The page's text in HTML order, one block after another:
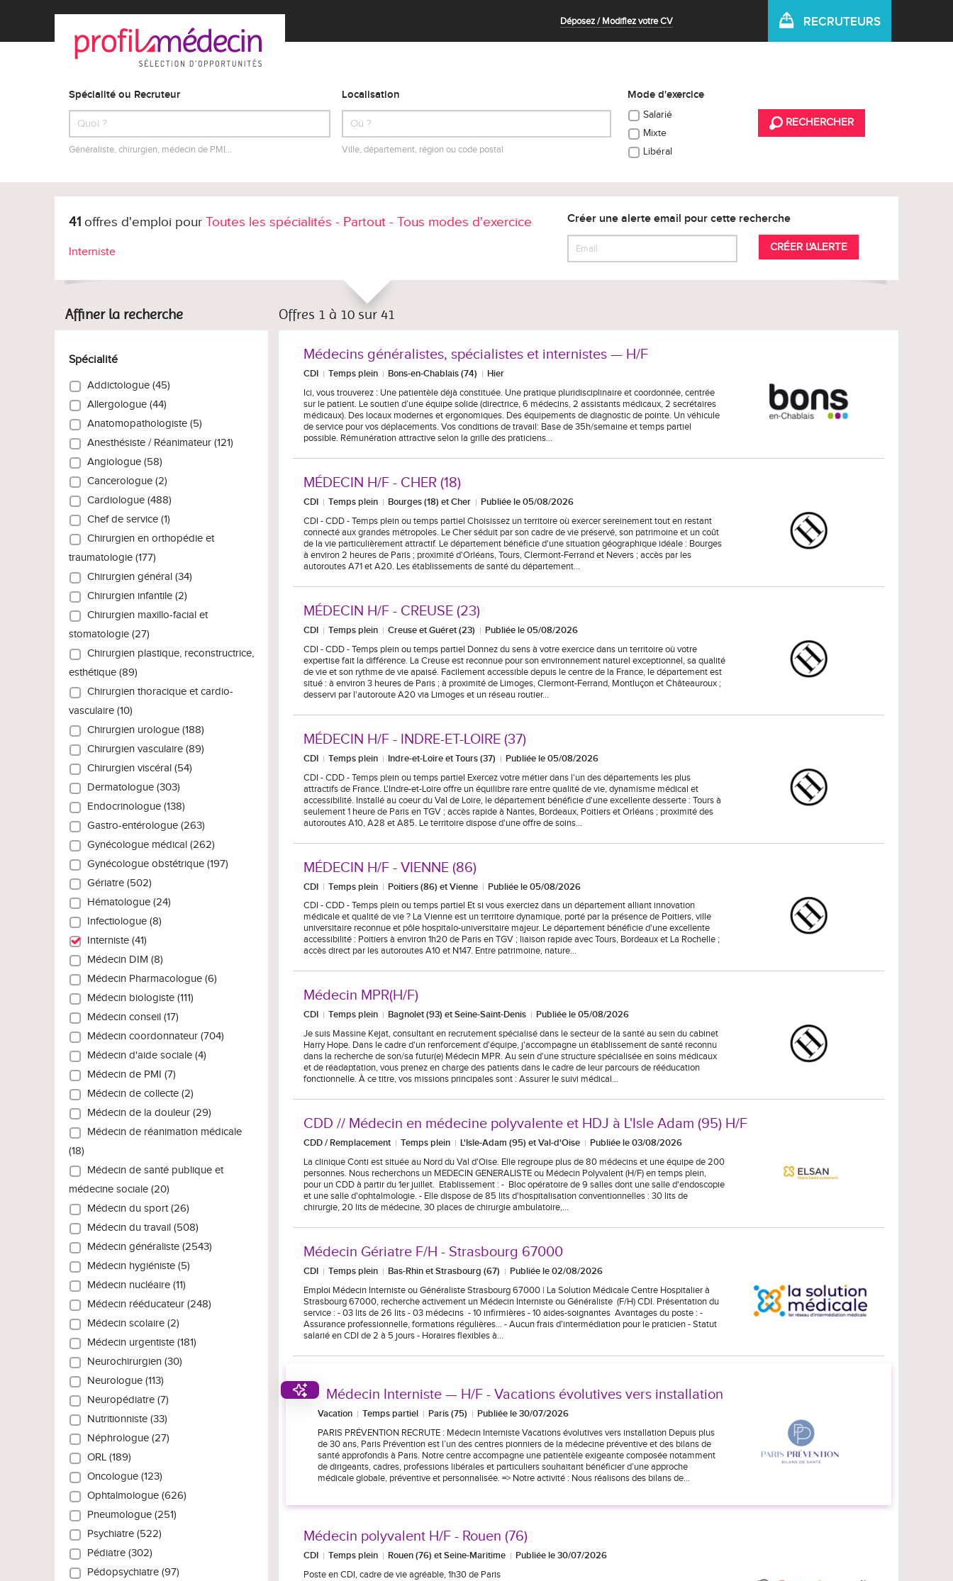
Déposez / Modifiez votre CV RECRUTEURS
Spécialité ou Recruteur
Généraliste, chirurgien, médecin de PMI…
Localisation
Ville, département, région ou code postal
Mode d'exercice
Salarié
Mixte
Libéral
RECHERCHER
41 offres d'emploi pour Toutes les spécialités - Partout - Tous modes d'exercice
Interniste
Créer une alerte email pour cette recherche
CRÉER L'ALERTE
Affiner la recherche Offres 1 à 10 sur 41
Spécialité
Addictologue (45)
Allergologue (44)
Anatomopathologiste (5)
Anesthésiste / Réanimateur (121)
Angiologue (58)
Cancerologue (2)
Cardiologue (488)
Chef de service (1)
Chirurgien en orthopédie et
traumatologie (177)
Chirurgien général (34)
Chirurgien infantile (2)
Chirurgien maxillo-facial et
stomatologie (27)
Chirurgien plastique, reconstructrice,
esthétique (89)
Chirurgien thoracique et cardio-
vasculaire (10)
Chirurgien urologue (188)
Chirurgien vasculaire (89)
Chirurgien viscéral (54)
Dermatologue (303)
Endocrinologue (138)
Gastro-entérologue (263)
Gynécologue médical (262)
Gynécologue obstétrique (197)
Gériatre (502)
Hématologue (24)
Infectiologue (8)
Interniste (41)
Médecin DIM (8)
Médecin Pharmacologue (6)
Médecin biologiste (111)
Médecin conseil (17)
Médecin coordonnateur (704)
Médecin d'aide sociale (4)
Médecin de PMI (7)
Médecin de collecte (2)
Médecin de la douleur (29)
Médecin de réanimation médicale
(18)
Médecin de santé publique et
médecine sociale (20)
Médecin du sport (26)
Médecin du travail (508)
Médecin généraliste (2543)
Médecin hygiéniste (5)
Médecin nucléaire (11)
Médecin rééducateur (248)
Médecin scolaire (2)
Médecin urgentiste (181)
Neurochirurgien (30)
Neurologue (113)
Neuropédiatre (7)
Nutritionniste (33)
Néphrologue (27)
ORL (189)
Oncologue (123)
Ophtalmologue (626)
Pneumologue (251)
Psychiatre (522)
Pédiatre (302)
Pédopsychiatre (97)
Médecins généralistes, spécialistes et internistes — H/F
CDI Temps plein Bons-en-Chablais (74)
Hier
Ici, vous trouverez : Une patientèle déjà constituée. Une pratique pluridisciplinaire et coordonnée, centrée
sur le patient. Le soutien d’une équipe solide (directrice, 6 médecins, 2 assistants médicaux, 2 secrétaires
médicaux). Des locaux modernes et ergonomiques. Des équipements de diagnostic de pointe. Un véhicule
de service pour vos déplacements. Vos conditions de travail: Base de 35h/semaine et temps partiel
possible. Rémunération attractive selon la grille des praticiens…
MÉDECIN H/F - CHER (18)
CDI Temps plein Bourges (18) et Cher
Publiée le 05/08/2026
CDI - CDD - Temps plein ou temps partiel Choisissez un territoire où exercer sereinement tout en restant
connecté aux grandes métropoles. Le Cher séduit par son cadre de vie préservé, son patrimoine et un coût
de la vie particulièrement attractif. Le département bénéficie d'une situation géographique idéale : Bourges
à environ 2 heures de Paris ; proximité d'Orléans, Tours, Clermont-Ferrand et Nevers ; accès par les
autoroutes A71 et A20. Les établissements de santé du département…
MÉDECIN H/F - CREUSE (23)
CDI Temps plein Creuse et Guéret (23)
Publiée le 05/08/2026
CDI - CDD - Temps plein ou temps partiel Donnez du sens à votre exercice dans un territoire où votre
expertise fait la différence. La Creuse est reconnue pour son environnement naturel exceptionnel, sa qualité
de vie et son rythme de vie apaisé. Facilement accessible depuis le centre de la France, le département est
situé : à environ 3 heures de Paris ; à proximité de Limoges, Clermont-Ferrand, Montluçon et Châteauroux ;
desservi par l'autoroute A20 via Limoges et un réseau routier…
MÉDECIN H/F - INDRE-ET-LOIRE (37)
CDI Temps plein Indre-et-Loire et Tours (37)
Publiée le 05/08/2026
CDI - CDD - Temps plein ou temps partiel Exercez votre métier dans l'un des départements les plus
attractifs de France. L'Indre-et-Loire offre un équilibre rare entre qualité de vie, dynamisme médical et
accessibilité. Installé au coeur du Val de Loire, le département bénéficie d'une excellente desserte : Tours à
seulement 1 heure de Paris en TGV ; accès rapide à Nantes, Bordeaux, Poitiers et Orléans ; proximité des
autoroutes A10, A28 et A85. Le territoire dispose d'une offre de soins…
MÉDECIN H/F - VIENNE (86)
CDI Temps plein Poitiers (86) et Vienne
Publiée le 05/08/2026
CDI - CDD - Temps plein ou temps partiel Et si vous exerciez dans un département alliant innovation
médicale et qualité de vie ? La Vienne est un territoire dynamique, porté par la présence de Poitiers, ville
universitaire reconnue et pôle hospitalo-universitaire majeur. Le département bénéficie d'une excellente
accessibilité : Poitiers à environ 1h20 de Paris en TGV ; liaison rapide avec Tours, Bordeaux et La Rochelle ;
accès direct par les autoroutes A10 et N147. Entre patrimoine, nature…
Médecin MPR(H/F)
CDI Temps plein Bagnolet (93) et Seine-Saint-Denis
Publiée le 05/08/2026
Je suis Massine Kejat, consultant en recrutement spécialisé dans le secteur de la santé au sein du cabinet
Harry Hope. Dans le cadre d'un renforcement d'équipe, j'accompagne un établissement de santé reconnu
dans la recherche de son/sa futur(e) Médecin MPR. Au sein d'une structure spécialisée en soins médicaux
et de réadaptation, vous prenez en charge des patients dans le cadre de leur parcours de rééducation
fonctionnelle. À ce titre, vos missions principales sont : Assurer le suivi médical…
CDD // Médecin en médecine polyvalente et HDJ à L'Isle Adam (95) H/F
CDD / Remplacement Temps plein L'Isle-Adam (95) et Val-d'Oise
Publiée le 03/08/2026
La clinique Conti est située au Nord du Val d'Oise. Elle regroupe plus de 80 médecins et une équipe de 200
personnes. Nous recherchons un MEDECIN GENERALISTE ou Médecin Polyvalent (H/F) en temps plein,
pour un CDD à partir du 1er juillet. Etablissement : - Bloc opératoire de 9 salles dont une salle d'endoscopie
et une salle d'ophtalmologie. - Elle dispose de 85 lits d'hospitalisation conventionnelles : 30 lits de
chirurgie, 20 lits de médecine, 30 places de chirurgie ambulatoire,…
Médecin Gériatre F/H - Strasbourg 67000
CDI Temps plein Bas-Rhin et Strasbourg (67)
Publiée le 02/08/2026
Emploi Médecin Interniste ou Généraliste Strasbourg 67000 | La Solution Médicale Centre Hospitalier à
Strasbourg 67000, recherche activement un Médecin Interniste ou Généraliste (F/H) CDI. Présentation du
service : - 03 lits de 26 lits - 03 médecins - 10 infirmières - 10 aides-soignantes Avantages du poste : -
Assurance professionnelle, formations régulières... - Aucun frais d'intermédiation pour le praticien - Statut
salarié en CDI de 2 à 5 jours - Horaires flexibles à…
Médecin Interniste — H/F - Vacations évolutives vers installation
Vacation Temps partiel Paris (75)
Publiée le 30/07/2026
PARIS PRÉVENTION RECRUTE : Médecin Interniste Vacations évolutives vers installation Depuis plus
de 30 ans, Paris Prévention est l’un des centres pionniers de la médecine préventive et des bilans de
santé approfondis à Paris. Notre centre accompagne une patientèle exigeante composée notamment
de dirigeants, cadres, professions libérales et particuliers souhaitant bénéficier d’une approche
médicale globale, préventive et personnalisée. => Notre activité : Nous réalisons des bilans de…
Médecin polyvalent H/F - Rouen (76)
CDI Temps plein Rouen (76) et Seine-Maritime
Publiée le 30/07/2026
Poste en CDI, cadre de vie agréable, 1h30 de Paris